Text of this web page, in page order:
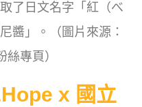
了日文名字「紅（べ
醬」。（圖片來源：
專頁）
x 國立